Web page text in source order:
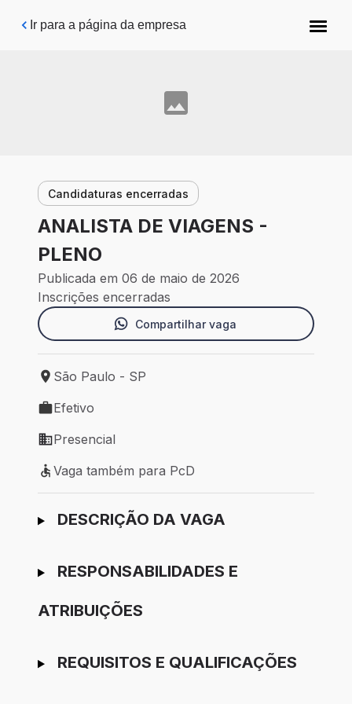
Pular para o conteúdo principal
Ir para a página da empresa
Candidaturas encerradas
ANALISTA DE VIAGENS -
PLENO
Publicada em 06 de maio de 2026
Inscrições encerradas
Compartilhar vaga
Local de trabalho: São Paulo - SP
São Paulo - SP
Tipo de vaga: Efetivo
Efetivo
Modelo de trabalho: Presencial
Presencial
Vaga também para PcD
Vaga também para PcD
Ir para candidatura
DESCRIÇÃO DA VAGA
RESPONSABILIDADES E
ATRIBUIÇÕES
REQUISITOS E QUALIFICAÇÕES